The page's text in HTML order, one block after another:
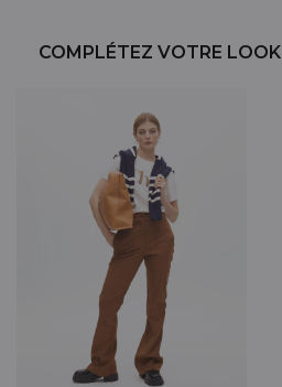
COMPLÉTEZ VOTRE LOOK